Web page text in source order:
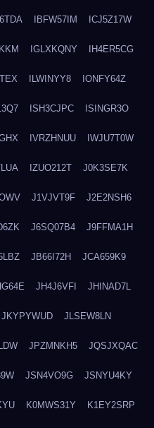
IBFW57IM ICJ5Z17W
IGLXKQNY IH4ER5CG
ILWINYY8 IONFY64Z
ISH3CJPC ISINGR3O
IVRZHNUU IWJU7T0W
IZUO212T J0K3SE7K
J1VJVT9F J2E2NSH6
J6SQ07B4 J9FFMA1H
JB66I72H JCA659K9
JH4J6VFI JHINAD7L
JKYPYWUD JLSEW8LN
JPZMNKH5 JQSJXQAC
JSN4VO9G JSNYU4KY
K0MWS31Y K1EY2SRP